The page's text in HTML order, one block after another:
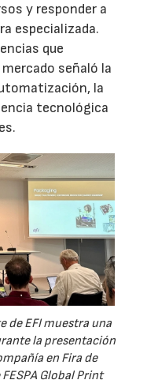
y responder a
especializada.
que
señaló la
la
tecnológica
de EFI muestra una
la presentación
en Fira de
Global Print